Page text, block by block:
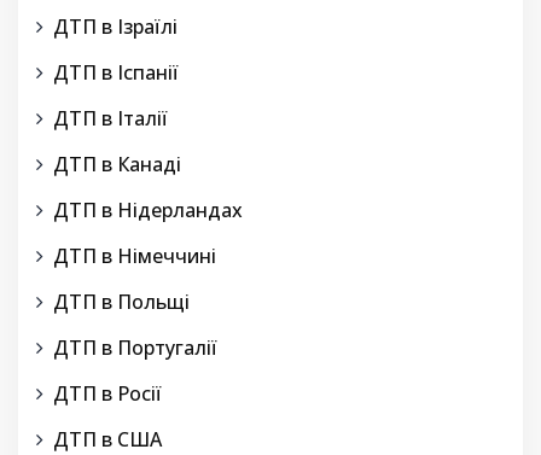
ДТП в Ізраїлі
ДТП в Іспанії
ДТП в Італії
ДТП в Канаді
ДТП в Нідерландах
ДТП в Німеччині
ДТП в Польщі
ДТП в Португалії
ДТП в Росії
ДТП в США